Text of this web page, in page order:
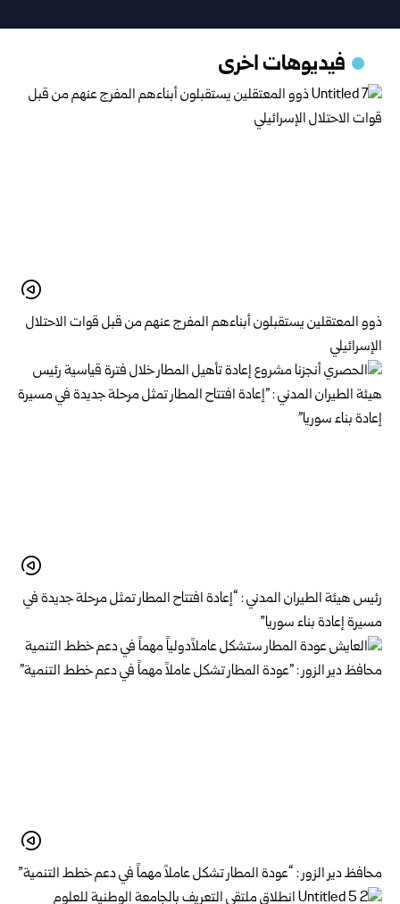
فيديوهات اخرى
ذوو المعتقلين يستقبلون أبناءهم المفرج عنهم من قبل قوات الاحتلال
الإسرائيلي
رئيس هيئة الطيران المدني : “إعادة افتتاح المطار تمثل مرحلة جديدة في
مسيرة إعادة بناء سوريا”
محافظ دير الزور : “عودة المطار تشكل عاملاً مهماً في دعم خطط التنمية”